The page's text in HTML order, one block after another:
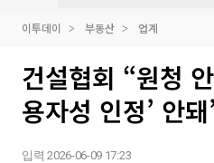
이투데이 부동산 업계
건설협회 “원청
용자성 인정’ 안
입력 2026-06-09 17:23